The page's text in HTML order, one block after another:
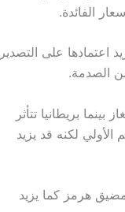
الفائدة.
اعتمادها على التصدير
الصدمة.
بريطانيا تتأثر
لكنه قد يزيد
هرمز كما يزيد